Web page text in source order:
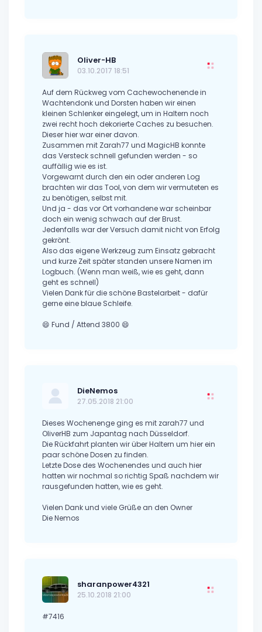
Oliver-HB
03.10.2017 18:51
Auf dem Rückweg vom Cachewochenende in
Wachtendonk und Dorsten haben wir einen
kleinen Schlenker eingelegt, um in Haltern noch
zwei recht hoch dekorierte Caches zu besuchen.
Dieser hier war einer davon.
Zusammen mit Zarah77 und MagicHB konnte
das Versteck schnell gefunden werden - so
auffällig wie es ist.
Vorgewarnt durch den ein oder anderen Log
brachten wir das Tool, von dem wir vermuteten es
zu benötigen, selbst mit.
Und ja - das vor Ort vorhandene war scheinbar
doch ein wenig schwach auf der Brust.
Jedenfalls war der Versuch damit nicht von Erfolg
gekrönt.
Also das eigene Werkzeug zum Einsatz gebracht
und kurze Zeit später standen unsere Namen im
Logbuch. (Wenn man weiß, wie es geht, dann
geht es schnell)
Vielen Dank für die schöne Bastelarbeit - dafür
gerne eine blaue Schleife.
😄 Fund / Attend 3800 😄
DieNemos
27.05.2018 21:00
Dieses Wochenenge ging es mit zarah77 und
OliverHB zum Japantag nach Düsseldorf.
Die Rückfahrt planten wir über Haltern um hier ein
paar schöne Dosen zu finden.
Letzte Dose des Wochenendes und auch hier
hatten wir nochmal so richtig Spaß nachdem wir
rausgefunden hatten, wie es geht.
Vielen Dank und viele Grüße an den Owner
Die Nemos
sharanpower4321
25.10.2018 21:00
#7416